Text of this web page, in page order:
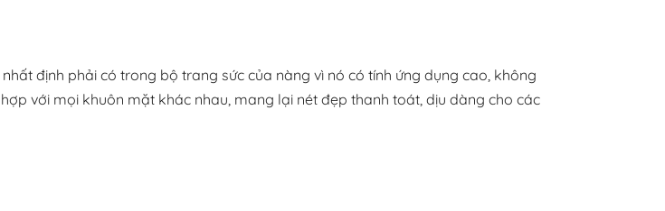
định phải có trong bộ trang sức của nàng vì nó có tính ứng dụng cao, không
với mọi khuôn mặt khác nhau, mang lại nét đẹp thanh toát, dịu dàng cho các